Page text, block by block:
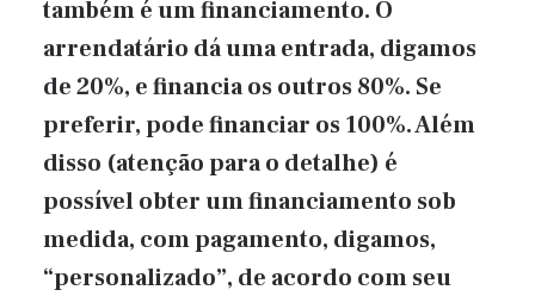
também é um financiamento. O
arrendatário dá uma entrada, digamos
de 20%, e financia os outros 80%. Se
preferir, pode financiar os 100%. Além
disso (atenção para o detalhe) é
possível obter um financiamento sob
medida, com pagamento, digamos,
“personalizado”, de acordo com seu